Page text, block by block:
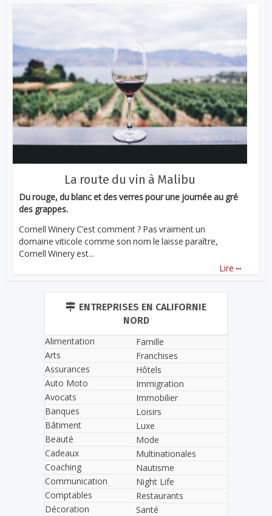
La route du vin à Malibu
Du rouge, du blanc et des verres pour une journée au gré
des grappes.
Cornell Winery C’est comment ? Pas vraiment un
domaine viticole comme son nom le laisse paraître,
Cornell Winery est...
Lire ...
ENTREPRISES EN CALIFORNIE
NORD
Alimentation
Arts
Assurances
Auto Moto
Avocats
Banques
Bâtiment
Beauté
Cadeaux
Coaching
Communication
Comptables
Décoration
Famille
Franchises
Hôtels
Immigration
Immobilier
Loisirs
Luxe
Mode
Multinationales
Nautisme
Night Life
Restaurants
Santé